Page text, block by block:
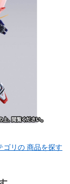
ゴリの 商品を探す